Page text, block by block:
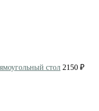
стол 2150 ₽